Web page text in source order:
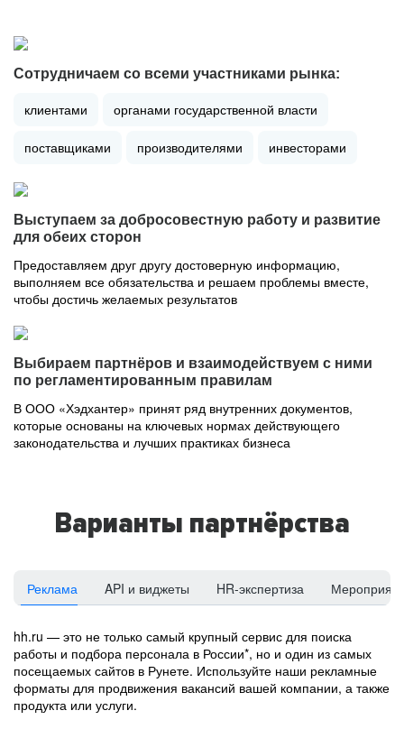
Сотрудничаем со всеми участниками рынка:
клиентами органами государственной власти
поставщиками производителями инвесторами
Выступаем за добросовестную работу и развитие
для обеих сторон
Предоставляем друг другу достоверную информацию,
выполняем все обязательства и решаем проблемы вместе,
чтобы достичь желаемых результатов
Выбираем партнёров и взаимодействуем с ними
по регламентированным правилам
В ООО «Хэдхантер» принят ряд внутренних документов,
которые основаны на ключевых нормах действующего
законодательства и лучших практиках бизнеса
Варианты партнёрства
Реклама API и виджеты HR-экспертиза
hh.ru — это не только самый крупный сервис для поиска
работы и подбора персонала в России*, но и один из самых
посещаемых сайтов в Рунете. Используйте наши рекламные
форматы для продвижения вакансий вашей компании, а также
продукта или услуги.